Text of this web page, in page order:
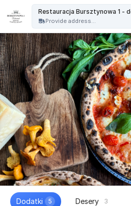
Provide address...
Dodatki 5 Desery 3